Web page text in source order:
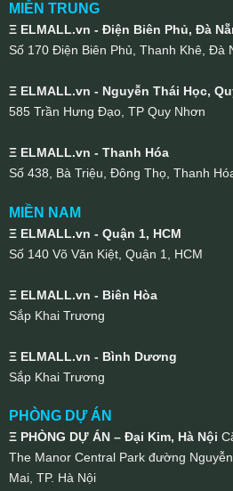
MIỀN TRUNG
Ξ ELMALL.vn - Điện Biên Phủ, Đà
Số 170 Điện Biên Phủ, Thanh Khê, Đà
Ξ ELMALL.vn - Nguyễn Thái Học,
585 Trần Hưng Đạo, TP Quy Nhơn
Ξ ELMALL.vn - Thanh Hóa
Số 438, Bà Triệu, Đông Thọ, Thanh
MIỀN NAM
Ξ ELMALL.vn - Quận 1, HCM
Số 140 Võ Văn Kiệt, Quận 1, HCM
Ξ ELMALL.vn - Biên Hòa
Sắp Khai Trương
Ξ ELMALL.vn - Bình Dương
Sắp Khai Trương
PHÒNG DỰ ÁN
Ξ PHÒNG DỰ ÁN – Đại Kim, Hà Nội
The Manor Central Park đường
Mai, TP. Hà Nội